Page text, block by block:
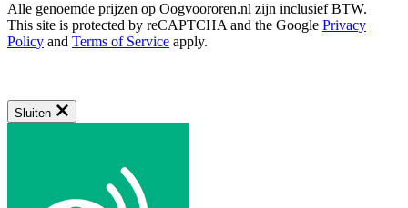
Alle genoemde prijzen op Oogvoororen.nl zijn inclusief BTW.
This site is protected by reCAPTCHA and the Google Privacy
Policy and Terms of Service apply.
Sluiten